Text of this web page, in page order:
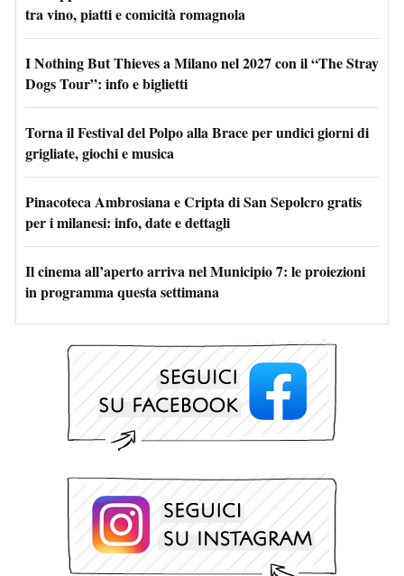
tra vino, piatti e comicità romagnola
I Nothing But Thieves a Milano nel 2027 con il “The Stray
Dogs Tour”: info e biglietti
Torna il Festival del Polpo alla Brace per undici giorni di
grigliate, giochi e musica
Pinacoteca Ambrosiana e Cripta di San Sepolcro gratis
per i milanesi: info, date e dettagli
Il cinema all’aperto arriva nel Municipio 7: le proiezioni
in programma questa settimana